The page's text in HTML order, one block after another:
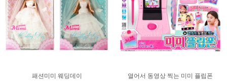
패션미미 웨딩데이 열어서 동영상 찍는 미미 플립폰